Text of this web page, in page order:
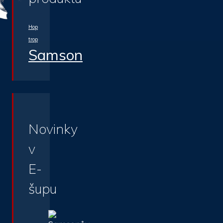
Hop
trop
Samson
Novinky
v
E-
šupu